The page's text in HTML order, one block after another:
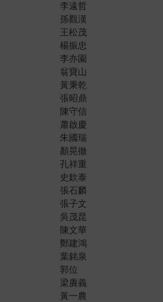
李遠哲
孫觀漢
王松茂
楊振忠
李亦園
翁寶山
黃秉乾
張昭鼎
陳守信
蕭啟慶
朱國瑞
顏晃徹
孔祥重
史欽泰
張石麟
張子文
吳茂昆
陳文華
鄭建鴻
葉銘泉
郭位
梁賡義
黃一農